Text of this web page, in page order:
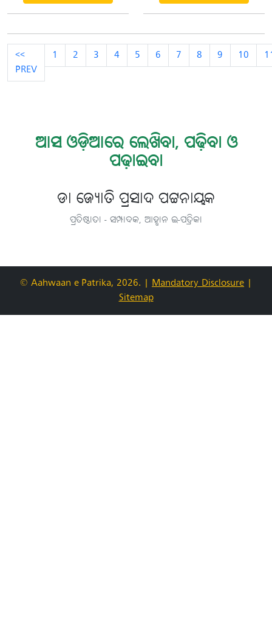
<<
PREV
1 2 3 4 5 6 7 8 9 10
ଆସ ଓଡ଼ିଆରେ ଲେଖିବା, ପଢ଼ିବା ଓ
ପଢ଼ାଇବା
ଡା ଜ୍ୟୋତି ପ୍ରସାଦ ପଟ୍ଟନାୟକ
ପ୍ରତିଷ୍ଠାତା - ସମ୍ପାଦକ, ଆହ୍ବାନ ଇ-ପତ୍ରିକା
© Aahwaan e-Patrika, 2026. | Mandatory Disclosure |
Sitemap